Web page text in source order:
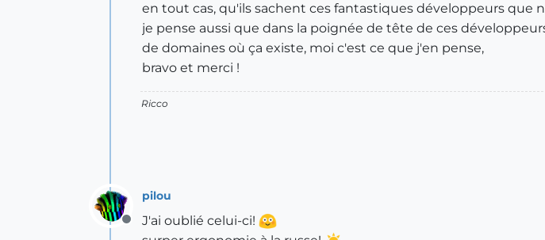
en tout cas, qu'ils sachent ces fantastiques développeurs que
je pense aussi que dans la poignée de tête de ces
de domaines où ça existe, moi c'est ce que j'en pense,
bravo et merci !
Ricco
Offline
pilou
J'ai oublié celui-ci!